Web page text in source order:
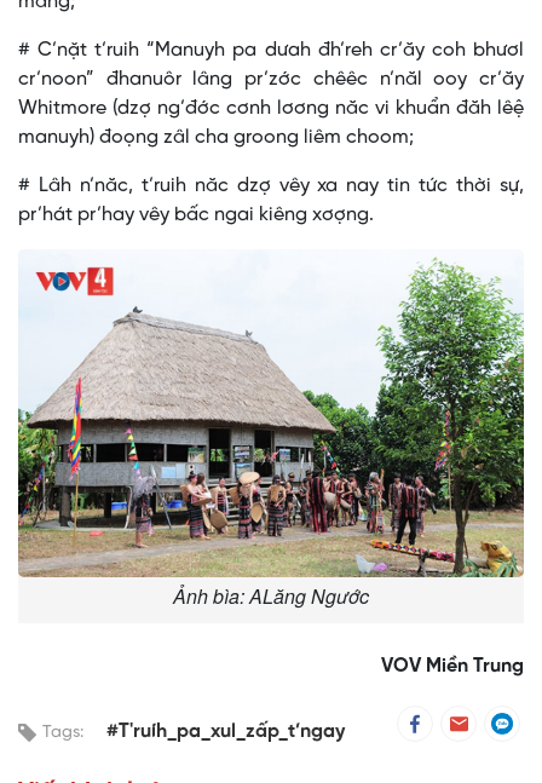
# C’nặt t’ruih “Manuyh pa dưah đh’reh cr’ăy coh bhươl
cr’noon” đhanuôr lâng pr’zớc chêêc n’năl ooy cr’ăy
Whitmore (dzợ ng’đớc cơnh lơơng năc vi khuẩn đăh lêệ
manuyh) đoọng zâl cha groong liêm choom;
# Lâh n’năc, t’ruih năc dzợ vêy xa nay tin tức thời sự,
pr’hát pr’hay vêy bấc ngai kiêng xơợng.
Ảnh bìa: ALăng Ngước
VOV Miền Trung
Tags: #T'ruíh_pa_xul_zấp_t’ngay